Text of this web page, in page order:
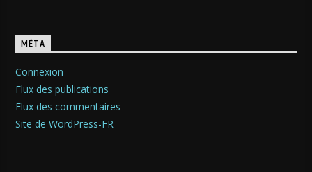
MÉTA
Connexion
Flux des publications
Flux des commentaires
Site de WordPress-FR